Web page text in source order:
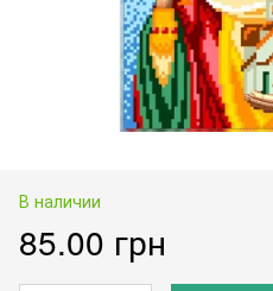
В наличии
85.00 грн